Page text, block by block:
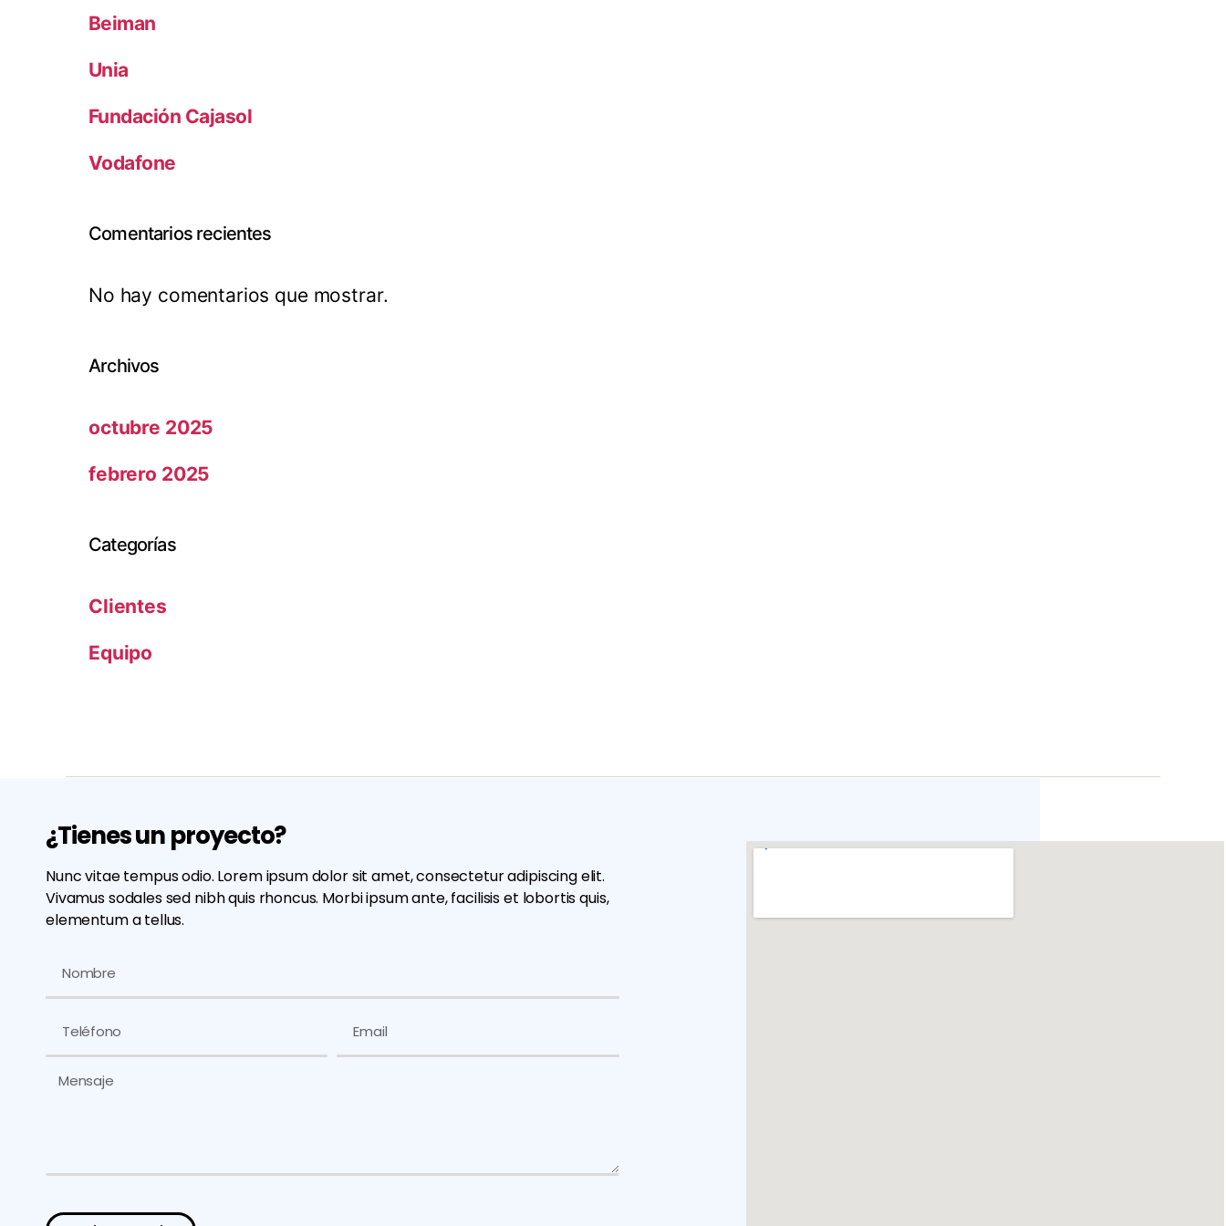
Beiman
Unia
Fundación Cajasol
Vodafone
Comentarios recientes
No hay comentarios que mostrar.
Archivos
octubre 2025
febrero 2025
Categorías
Clientes
Equipo
¿Tienes un proyecto?
Nunc vitae tempus odio. Lorem ipsum dolor sit amet, consectetur adipiscing elit.
Vivamus sodales sed nibh quis rhoncus. Morbi ipsum ante, facilisis et lobortis quis,
elementum a tellus.